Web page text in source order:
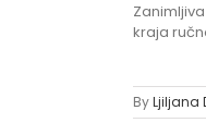
kraja
ByLjiljana